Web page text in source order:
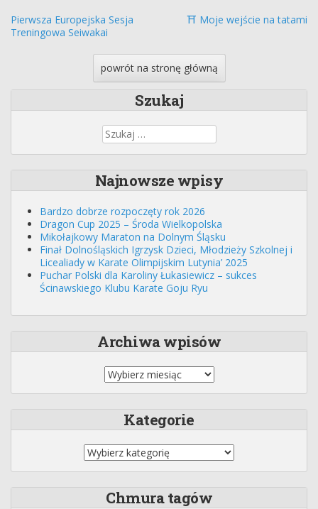
Pierwsza Europejska Sesja
Treningowa Seiwakai
⛩ Moje wejście na tatami
powrót na stronę główną
Szukaj
Najnowsze wpisy
Bardzo dobrze rozpoczęty rok 2026
Dragon Cup 2025 – Środa Wielkopolska
Mikołajkowy Maraton na Dolnym Śląsku
Finał Dolnośląskich Igrzysk Dzieci, Młodzieży Szkolnej i
Licealiady w Karate Olimpijskim Lutynia’ 2025
Puchar Polski dla Karoliny Łukasiewicz – sukces
Ścinawskiego Klubu Karate Goju Ryu
Archiwa wpisów
Kategorie
Chmura tagów